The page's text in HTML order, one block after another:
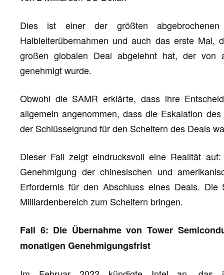
Dies ist einer der größten
Halbleiterübernahmen und auch das erste Mal,
großen globalen Deal abgelehnt hat, der von
genehmigt wurde.
Obwohl die SAMR erklärte, dass ihre
allgemein angenommen, dass die Eskalation
der Schlüsselgrund für den Scheitern des Deals
Dieser Fall zeigt eindrucksvoll eine Realität
Genehmigung der chinesischen und
Erfordernis für den Abschluss eines Deals.
Milliardenbereich zum Scheitern bringen.
Fall 6: Die Übernahme von Tower
monatigen Genehmigungsfrist